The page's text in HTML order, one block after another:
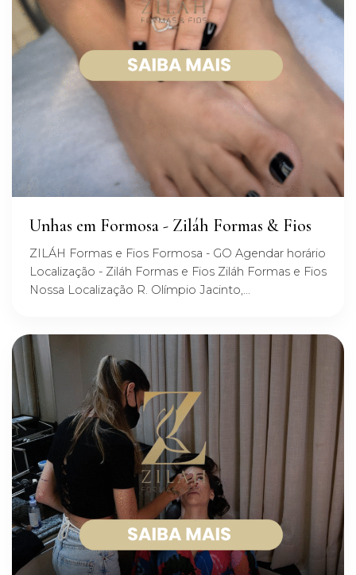
Unhas em Formosa - Ziláh Formas & Fios
ZILÁH Formas e Fios Formosa - GO Agendar horário
Localização - Ziláh Formas e Fios Ziláh Formas e Fios
Nossa Localização R. Olímpio Jacinto,...